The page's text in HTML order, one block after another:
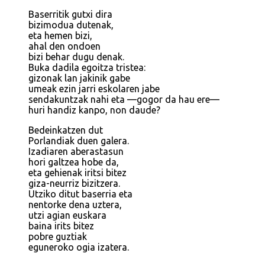
Baserritik gutxi dira
bizimodua dutenak,
eta hemen bizi,
ahal den ondoen
bizi behar dugu denak.
Buka dadila egoitza tristea:
gizonak lan jakinik gabe
umeak ezin jarri eskolaren jabe
sendakuntzak nahi eta —gogor da hau ere—
huri handiz kanpo, non daude?
Bedeinkatzen dut
Porlandiak duen galera.
Izadiaren aberastasun
hori galtzea hobe da,
eta gehienak iritsi bitez
giza-neurriz bizitzera.
Utziko ditut baserria eta
nentorke dena uztera,
utzi agian euskara
baina irits bitez
pobre guztiak
eguneroko ogia izatera.